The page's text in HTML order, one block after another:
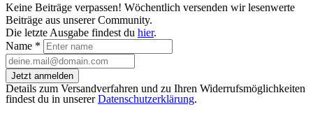
Keine Beiträge verpassen! Wöchentlich versenden wir lesenwerte
Beiträge aus unserer Community.
Die letzte Ausgabe findest du hier.
Name *
Jetzt anmelden
Details zum Versandverfahren und zu Ihren Widerrufsmöglichkeiten
findest du in unsererDatenschutzerklärung.